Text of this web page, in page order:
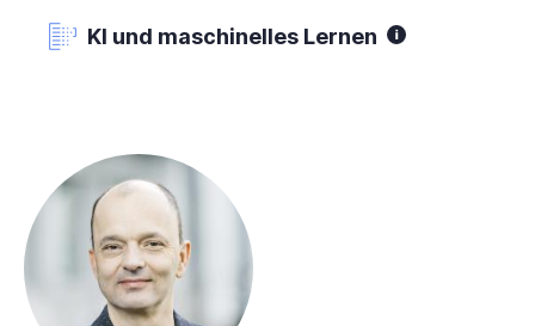
KI und maschinelles Lernen